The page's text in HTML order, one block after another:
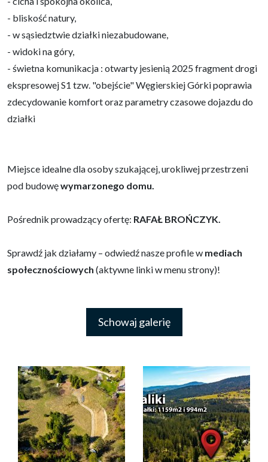
- bliskość natury,
- w sąsiedztwie działki niezabudowane,
- widoki na góry,
- świetna komunikacja : otwarty jesienią 2025 fragment drogi
ekspresowej S1 tzw. "obejście" Węgierskiej Górki poprawia
zdecydowanie komfort oraz parametry czasowe dojazdu do
działki
Miejsce idealne dla osoby szukającej, urokliwej przestrzeni
pod budowęwymarzonego domu.
Pośrednik prowadzący ofertę: RAFAŁ BROŃCZYK
Sprawdź jak działamy – odwiedź nasze profile w mediach
społecznościowych (aktywne linki w menu strony)!
Schowaj galerię